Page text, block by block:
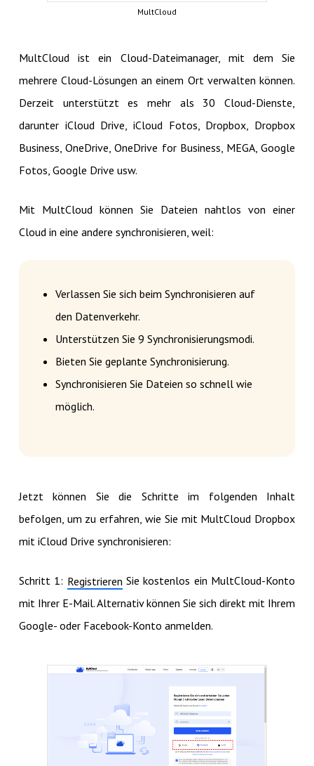
MultCloud
MultCloud ist ein Cloud-Dateimanager, mit dem Sie
mehrere Cloud-Lösungen an einem Ort verwalten können.
Derzeit unterstützt es mehr als 30 Cloud-Dienste,
darunter iCloud Drive, iCloud Fotos, Dropbox, Dropbox
Business, OneDrive, OneDrive for Business, MEGA, Google
Fotos, Google Drive usw.
Mit MultCloud können Sie Dateien nahtlos von einer
Cloud in eine andere synchronisieren, weil:
Verlassen Sie sich beim Synchronisieren auf
den Datenverkehr.
Unterstützen Sie 9 Synchronisierungsmodi.
Bieten Sie geplante Synchronisierung.
Synchronisieren Sie Dateien so schnell wie
möglich.
Jetzt können Sie die Schritte im folgenden Inhalt
befolgen, um zu erfahren, wie Sie mit MultCloud Dropbox
mit iCloud Drive synchronisieren:
Schritt 1: Registrieren Sie kostenlos ein MultCloud-Konto
mit Ihrer E-Mail. Alternativ können Sie sich direkt mit Ihrem
Google- oder Facebook-Konto anmelden.